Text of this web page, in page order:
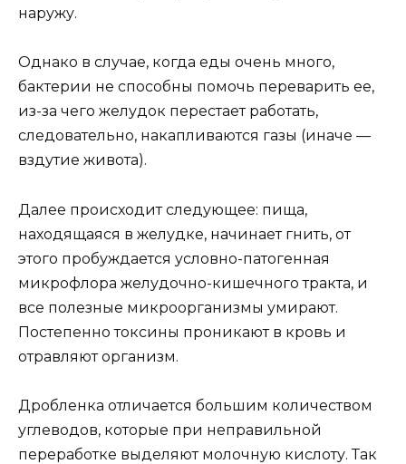
наружу.
Однако в случае, когда еды очень много,
бактерии не способны помочь переварить ее,
из-за чего желудок перестает работать,
следовательно, накапливаются газы (иначе —
вздутие живота).
Далее происходит следующее: пища,
находящаяся в желудке, начинает гнить, от
этого пробуждается условно-патогенная
микрофлора желудочно-кишечного тракта, и
все полезные микроорганизмы умирают.
Постепенно токсины проникают в кровь и
отравляют организм.
Дробленка отличается большим количеством
углеводов, которые при неправильной
переработке выделяют молочную кислоту. Так